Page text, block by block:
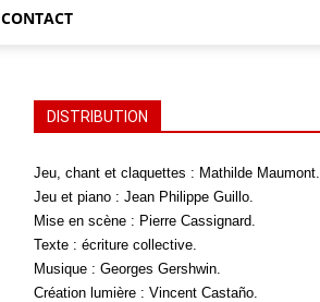
CONTACT
DISTRIBUTION
Jeu, chant et claquettes : Mathilde Maumont.
Jeu et piano : Jean Philippe Guillo.
Mise en scène : Pierre Cassignard.
Texte : écriture collective.
Musique : Georges Gershwin.
Création lumière : Vincent Castaño.